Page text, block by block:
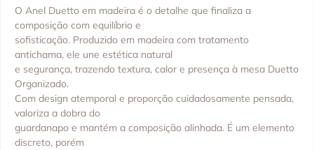
O Anel Duetto em madeira é o detalhe que finaliza a
composição com equilíbrio e
sofisticação. Produzido em madeira com tratamento
antichama, ele une estética natural
e segurança, trazendo textura, calor e presença à mesa Duetto
Organizado.
Com design atemporal e proporção cuidadosamente pensada,
valoriza a dobra do
guardanapo e mantém a composição alinhada. É um elemento
discreto, porém